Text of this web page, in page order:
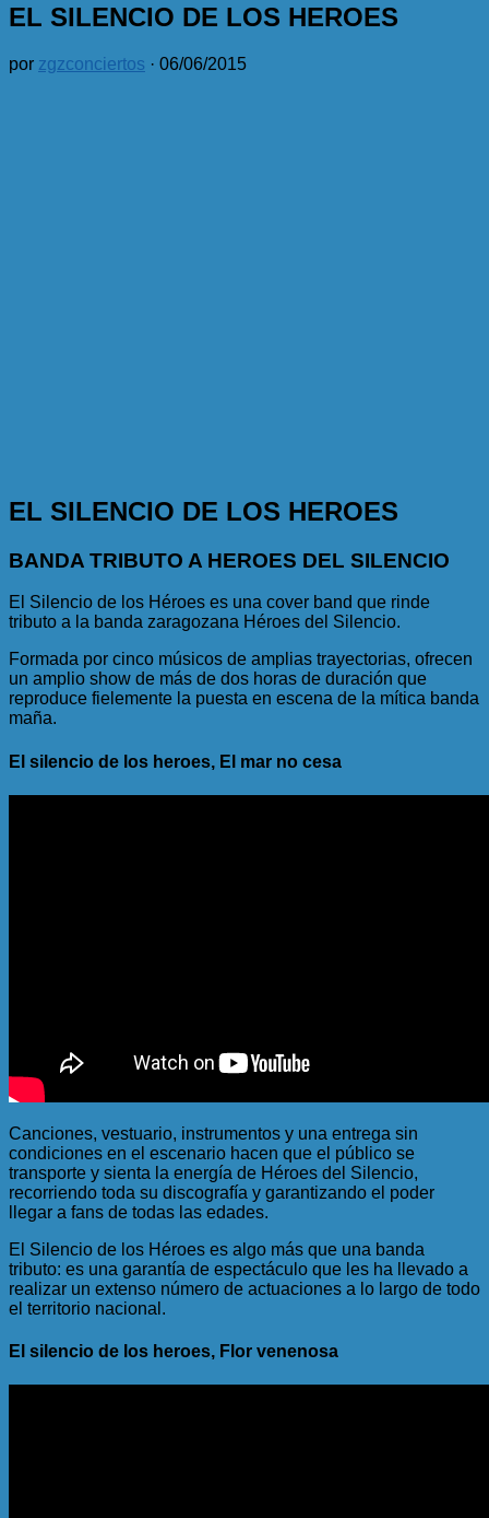
EL SILENCIO DE LOS HEROES
por zgzconciertos · 06/06/2015
EL SILENCIO DE LOS HEROES
BANDA TRIBUTO A HEROES DEL SILENCIO
El Silencio de los Héroes es una cover band que rinde
tributo a la banda zaragozana Héroes del Silencio.
Formada por cinco músicos de amplias trayectorias, ofrecen
un amplio show de más de dos horas de duración que
reproduce fielemente la puesta en escena de la mítica banda
maña.
El silencio de los heroes, El mar no cesa
Canciones, vestuario, instrumentos y una entrega sin
condiciones en el escenario hacen que el público se
transporte y sienta la energía de Héroes del Silencio,
recorriendo toda su discografía y garantizando el poder
llegar a fans de todas las edades.
El Silencio de los Héroes es algo más que una banda
tributo: es una garantía de espectáculo que les ha llevado a
realizar un extenso número de actuaciones a lo largo de todo
el territorio nacional.
El silencio de los heroes, Flor venenosa